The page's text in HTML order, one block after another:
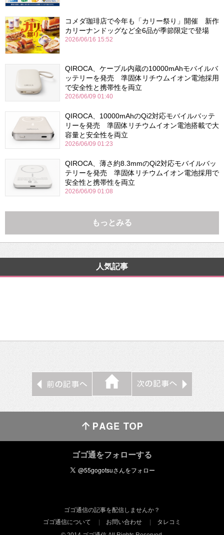
コメダ珈琲店で今年も「カリー祭り」開催 新作
カリーナンドッグなど全6品が季節限定で登場
2026/06/16 15:52
QIROCA、ケーブル内蔵の10000mAhモバイルバ
ッテリーを発売 準固体リチウムイオン電池採用
で安全性と携帯性を両立
2026/06/09 01:40
QIROCA、10000mAhのQi2対応モバイルバッテ
リーを発売 準固体リチウムイオン電池搭載で大
容量と安全性を両立
2026/06/09 01:23
QIROCA、薄さ約8.3mmのQi2対応モバイルバッ
テリーを発売 準固体リチウムイオン電池採用で
安全性と携帯性を両立
2026/06/09 01:08
もっとみる
人気記事
ゴゴ通をフォローする
ゴゴ通信の記事を配信しませんか？
ゴゴ通信について
お問い合わせ
タレコミ